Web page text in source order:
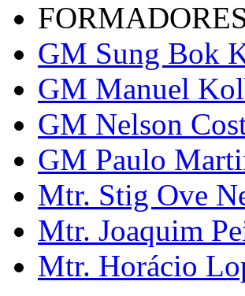
GM Sung Bok
GM Manuel
GM Nelson
GM Paulo
Mtr. Stig Ove
Mtr. Joaquim
Mtr. Horácio